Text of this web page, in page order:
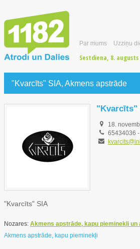
Par mums Uzziņu
Sestdiena, 8. augusts
"Kvarcīts" SIA, Akmens apstrāde
"Kvarcīts"
18.
65434036 -
"Kvarcīts" SIA
Nozares: Akmens apstrāde, kapu pieminekļi un
Akmens apstrāde, kapu pieminekļi